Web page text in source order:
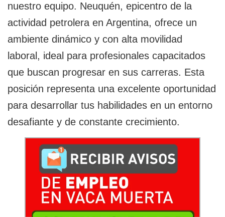
nuestro equipo. Neuquén, epicentro de la
actividad petrolera en Argentina, ofrece un
ambiente dinámico y con alta movilidad
laboral, ideal para profesionales capacitados
que buscan progresar en sus carreras. Esta
posición representa una excelente oportunidad
para desarrollar tus habilidades en un entorno
desafiante y de constante crecimiento.